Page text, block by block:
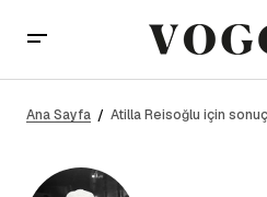
Ana Sayfa Atilla Reisoğlu için